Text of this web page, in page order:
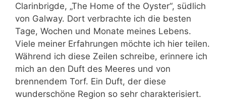
Clarinbrigde, „The Home of the Oyster“, südlich
von Galway. Dort verbrachte ich die besten
Tage, Wochen und Monate meines Lebens.
Viele meiner Erfahrungen möchte ich hier teilen.
Während ich diese Zeilen schreibe, erinnere ich
mich an den Duft des Meeres und von
brennendem Torf. Ein Duft, der diese
wunderschöne Region so sehr charakterisiert.